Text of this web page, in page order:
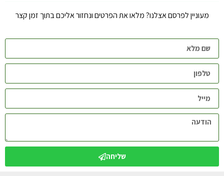
מעוניין לפרסם אצלנו? מלאו את הפרטים ונחזור אליכם בתוך זמן קצר
שליחה